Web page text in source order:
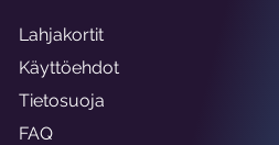
Lahjakortit
Käyttöehdot
Tietosuoja
FAQ